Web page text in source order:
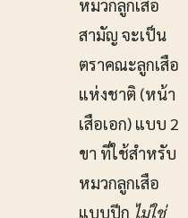
หมวกลูกเสือ
สามัญ จะเป็น
ตราคณะลูกเสือ
แห่งชาติ (หน้า
เสือเอก) แบบ 2
ขา ที่ใช้สำหรับ
หมวกลูกเสือ
แบบปีก ไม่ใช่